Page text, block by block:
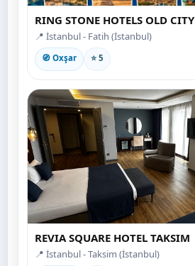
RING STONE HOTELS OLD CITY
📍 İstanbul - Fatih (İstanbul)
🧭 Oxşar ⭐ 5
REVIA SQUARE HOTEL TAKSIM
📍 İstanbul - Taksim (İstanbul)